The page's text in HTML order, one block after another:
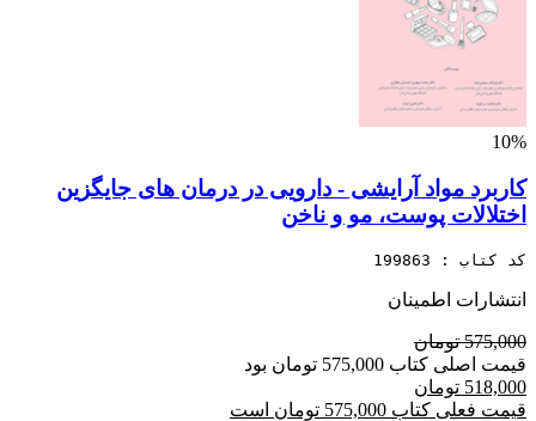
10%
کاربرد مواد آرایشی - دارویی در درمان های جایگزین
اختلالات پوست، مو و ناخن
کد کتاب : 199863
انتشارات اطمینان
575,000 تومان
قیمت اصلی کتاب 575,000 تومان بود
518,000 تومان
قیمت فعلی کتاب 575,000 تومان است